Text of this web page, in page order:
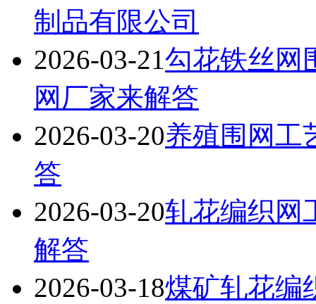
制品有限公司
2026-03-21勾花铁丝网
网厂家来解答
2026-03-20养殖围网工
答
2026-03-20轧花编织网
解答
2026-03-18煤矿轧花编